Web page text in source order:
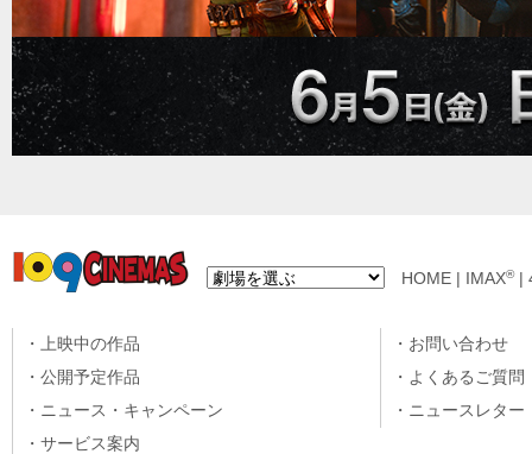
HOME IMAX®|
上映中の作品
公開予定作品
ニュース・キャンペーン
サービス案内
お問い合わせ
よくあるご質問
ニュースレター